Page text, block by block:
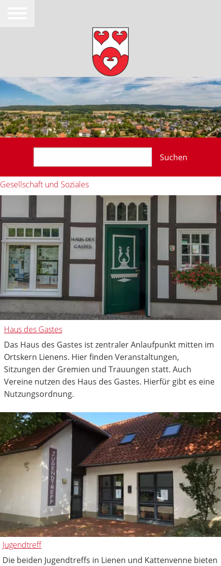
Suchen
Gesellschaft und Soziales
Haus des Gastes
Das Haus des Gastes ist zentraler Anlaufpunkt mitten im
Ortskern Lienens. Hier finden Veranstaltungen,
Sitzungen der Gremien und Trauungen statt. Auch
Vereine nutzen des Haus des Gastes. Hierfür gibt es eine
Nutzungsordnung.
Jugendtreff
Die beiden Jugendtreffs in Lienen und Kattenvenne bieten